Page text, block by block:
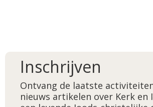
Inschrijven
Ontvang de laatste
nieuws artikelen over Kerk en